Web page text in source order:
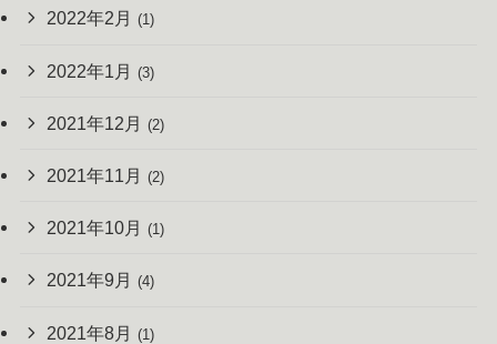
2022年2月 (1)
2022年1月 (3)
2021年12月 (2)
2021年11月 (2)
2021年10月 (1)
2021年9月 (4)
2021年8月 (1)